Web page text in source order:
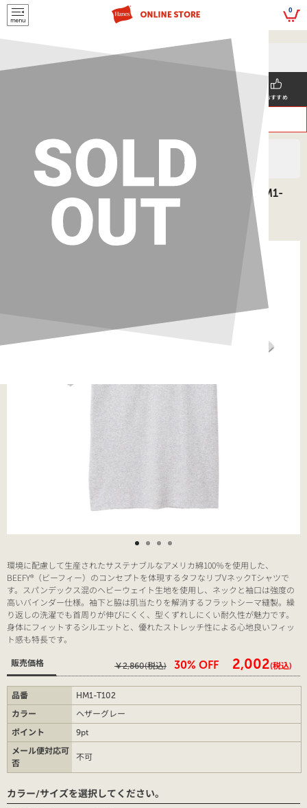
script> 0
5,500円(税込)以上
のご購入で送料を弊社負担で
お届けいたします
メールマガジンの登録で
おすすめ
ヘインズ > MEN'S > Tシャツ
BEEFY リブVネックTシャツ 26SS BEEFY ヘインズ(HM1-
環境に配慮して生産されたサステナブルなアメリカ綿100％を使用した、
BEEFY®（ビーフィー）のコンセプトを体現するタフなリブVネックTシャツで
す。スパンデックス混のヘビーウェイト生地を使用し、ネックと袖口は強度の
高いバインダー仕様。袖下と脇は肌当たりを解消するフラットシーマ縫製。繰
り返しの洗濯でも首周りが伸びにくく、型くずれしにくい耐久性が魅力です。
身体にフィットするシルエットと、優れたストレッチ性による心地良いフィッ
ト感も特長です。
販売価格 ￥2,860(税込) 30% OFF ￥2,002(税込)
品番
HM1-T102
カラー
ヘザーグレー
ポイント
9pt
メール便対応可
否
不可
カラー/サイズを選択してください。